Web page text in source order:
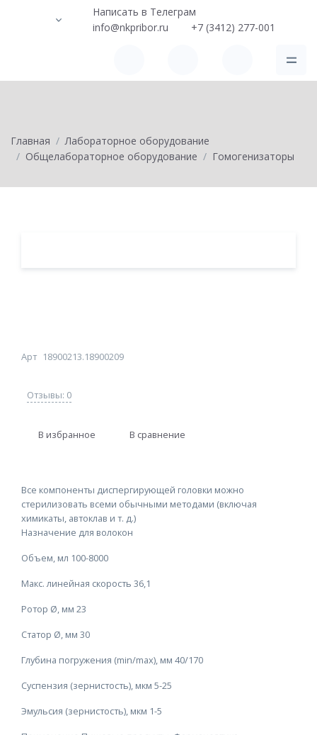
Написать в Телеграм
info@nkpribor.ru
+7 (3412) 277-001
Главная
Лабораторное оборудование
Общелабораторное оборудование
Гомогенизаторы
Арт 18900213.18900209
Отзывы: 0
В избранное В сравнение
Все компоненты диспергирующей головки можно
стерилизовать всеми обычными методами (включая
химикаты, автоклав и т. д.)
Назначение для волокон
Объем, мл 100-8000
Макс. линейная скорость 36,1
Ротор Ø, мм 23
Статор Ø, мм 30
Глубина погружения (min/max), мм 40/170
Суспензия (зернистость), мкм 5-25
Эмульсия (зернистость), мкм 1-5